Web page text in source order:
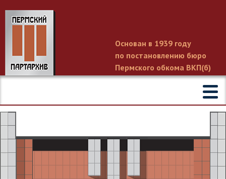
Основан в 1939 году
по постановлению бюро
Пермского обкома ВКП(б)